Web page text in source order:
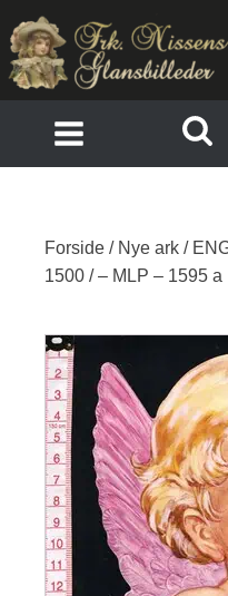
Forside / Nye ark /
1500 / – MLP – 1595 a